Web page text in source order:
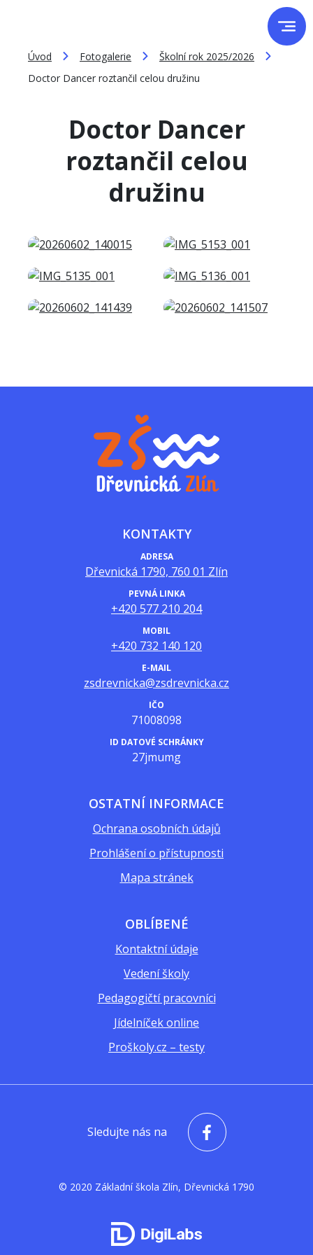
Úvod Fotogalerie
Školní rok 2025/2026
Doctor Dancer roztančil celou družinu
Doctor Dancer
roztančil celou
družinu
KONTAKTY
ADRESA
Dřevnická 1790, 760 01 Zlín
PEVNÁ LINKA
+420 577 210 204
MOBIL
+420 732 140 120
E-MAIL
zsdrevnicka@zsdrevnicka.cz
IČO
71008098
ID DATOVÉ SCHRÁNKY
27jmumg
OSTATNÍ INFORMACE
Ochrana osobních údajů
Prohlášení o přístupnosti
Mapa stránek
OBLÍBENÉ
Kontaktní údaje
Vedení školy
Pedagogičtí pracovníci
Jídelníček online
Proškoly.cz – testy
© 2020 Základní škola Zlín, Dřevnická 1790
Sledujte nás na